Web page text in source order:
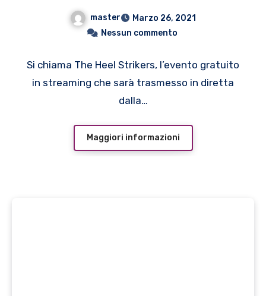
streaming per scoprire i
nuovi talenti del rap
master
Marzo 26, 2021
Nessun commento
Si chiama The Heel Strikers, l’evento gratuito
in streaming che sarà trasmesso in diretta
dalla…
Maggiori informazioni